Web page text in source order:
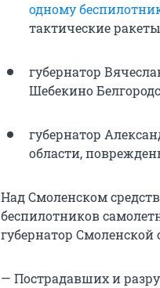
одному
тактические
губернатор
Шебекино
губернатор
области,
Над Смоленском
беспилотников
губернатор
— Пострадавших и